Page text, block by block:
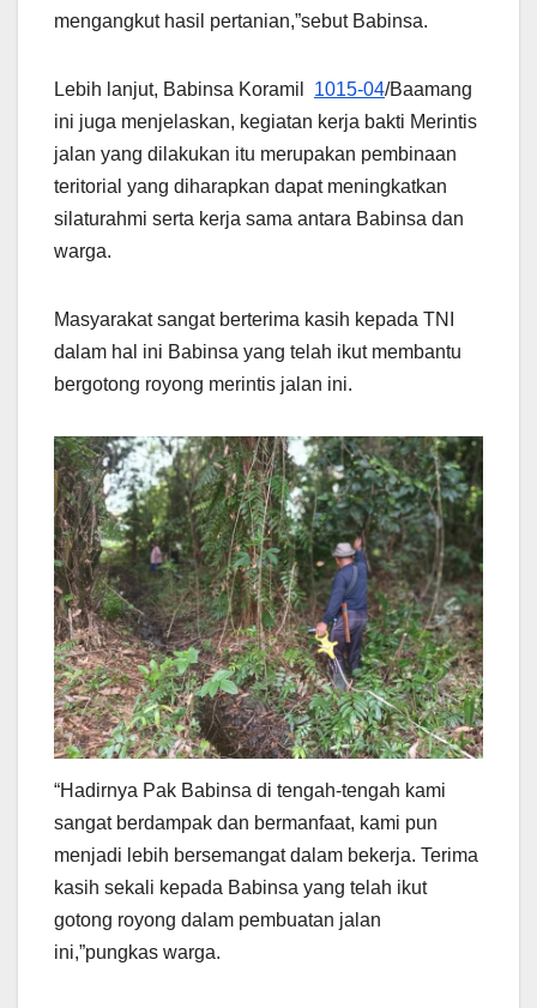
mengangkut hasil pertanian,”sebut Babinsa.
Lebih lanjut, Babinsa Koramil 1015-04/Baamang
ini juga menjelaskan, kegiatan kerja bakti Merintis
jalan yang dilakukan itu merupakan pembinaan
teritorial yang diharapkan dapat meningkatkan
silaturahmi serta kerja sama antara Babinsa dan
warga.
Masyarakat sangat berterima kasih kepada TNI
dalam hal ini Babinsa yang telah ikut membantu
bergotong royong merintis jalan ini.
“Hadirnya Pak Babinsa di tengah-tengah kami
sangat berdampak dan bermanfaat, kami pun
menjadi lebih bersemangat dalam bekerja. Terima
kasih sekali kepada Babinsa yang telah ikut
gotong royong dalam pembuatan jalan
ini,”pungkas warga.